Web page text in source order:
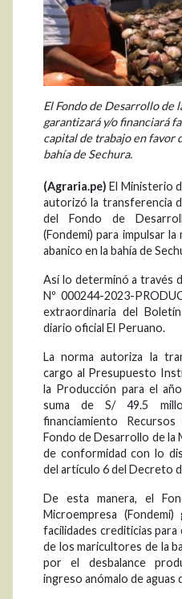
El Fondo de Desarrollo de
garantizará y/o financiará
capital de trabajo en favor
bahía de Sechura.
(Agraria.pe) El Ministerio
autorizó la transferencia
del Fondo de
(Fondemi) para impulsar
abanico en la bahía de
Así lo determinó a través
Nº 000244-2023-
extraordinaria del
diario oficial El Peruano.
La norma autoriza la
cargo al Presupuesto
la Producción para el
suma de S/ 49.5
financiamiento
Fondo de Desarrollo de la
de conformidad con lo
del artículo 6 del Decreto
De esta manera, el
Microempresa
facilidades crediticias
de los maricultores de la
por el desbalance
ingreso anómalo de aguas